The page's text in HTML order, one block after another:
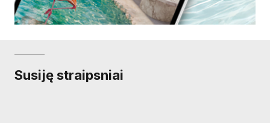
Susiję straipsniai